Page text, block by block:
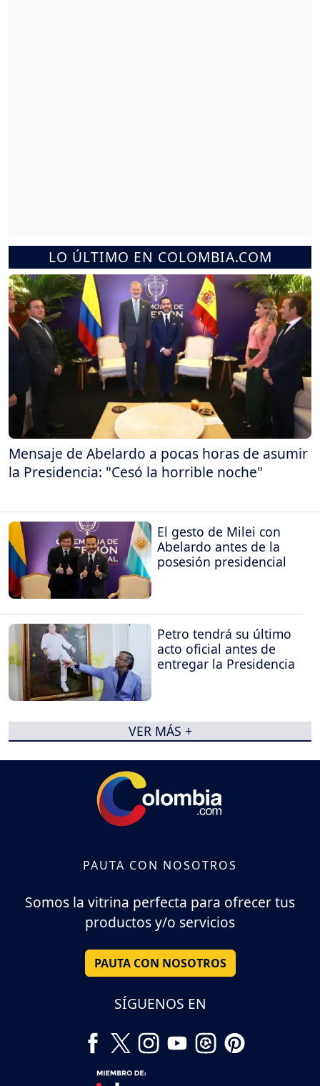
LO ÚLTIMO EN COLOMBIA.COM
Mensaje de Abelardo a pocas horas de asumir
la Presidencia: "Cesó la horrible noche"
El gesto de Milei con
Abelardo antes de la
posesión presidencial
Petro tendrá su último
acto oficial antes de
entregar la Presidencia
VER MÁS +
PAUTA CON NOSOTROS
Somos la vitrina perfecta para ofrecer tus
productos y/o servicios
PAUTA CON NOSOTROS
SÍGUENOS EN